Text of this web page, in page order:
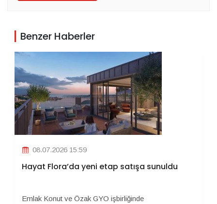
Benzer Haberler
08.07.2026 15:59
Hayat Flora’da yeni etap satışa sunuldu
Emlak Konut ve Özak GYO işbirliğinde